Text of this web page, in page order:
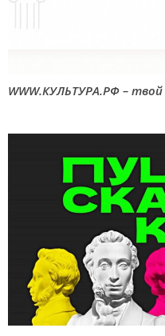
WWW.КУЛЬТУРА.РФ –